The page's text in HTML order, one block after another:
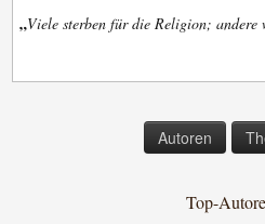
„Viele sterben für die Religion; andere
Autoren
Top-